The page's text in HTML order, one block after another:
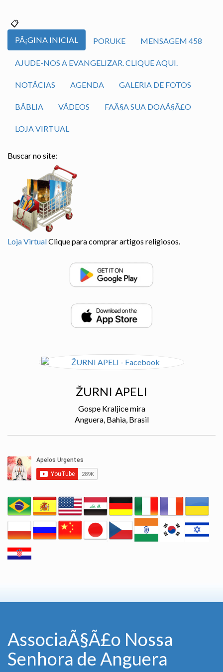
PÃ¡GINA INICIAL PORUKE MENSAGEM 458
AJUDE-NOS A EVANGELIZAR. CLIQUE AQUI.
NOTÃ­CIAS AGENDA GALERIA DE FOTOS
BÃ­BLIA VÃ­DEOS FAÃ§A SUA DOAÃ§Ã£O
LOJA VIRTUAL
Buscar no site:
Loja VirtualClique para comprar artigos religiosos.
ŽURNI APELI
Gospe Kraljice mira
Anguera, Bahia, Brasil
AssociaÃ§Ã£o Nossa
Senhora de Anguera